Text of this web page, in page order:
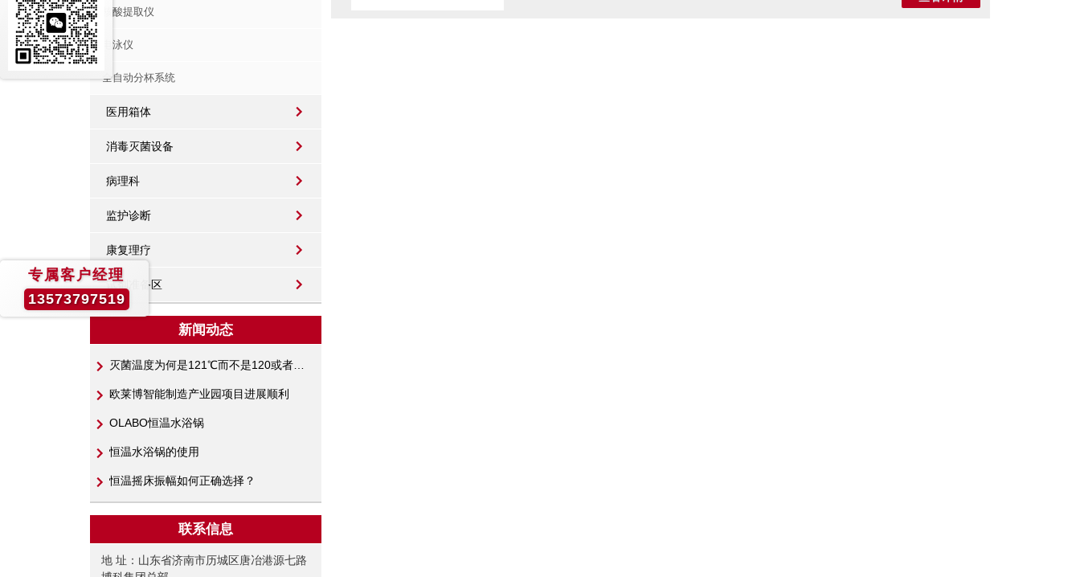
核酸提取仪
电泳仪
全自动分杯系统
医用箱体
消毒灭菌设备
病理科
监护诊断
康复理疗
试剂准备区
新闻动态
欧莱博智能制造产业园项目进展顺利
OLABO恒温水浴锅
恒温水浴锅的使用
恒温摇床振幅如何正确选择？
联系信息
地 址：山东省济南市历城区唐冶港源七路
专属客户经理
13573797519